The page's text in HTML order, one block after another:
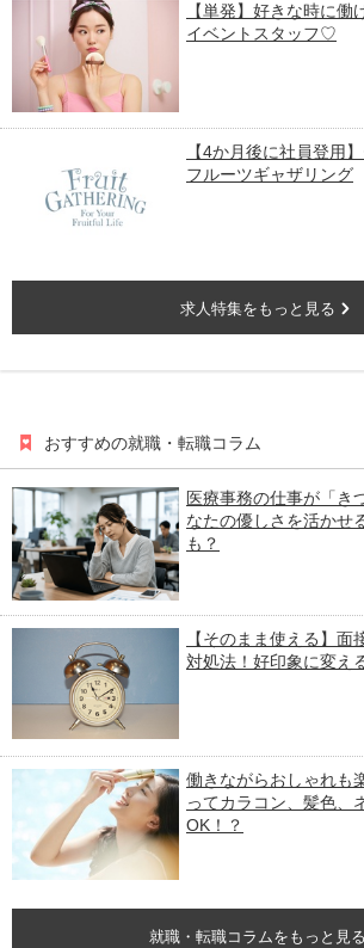
【単発】好きな時に働
イベントスタッフ♡
【4か月後に社員登用
フルーツギャザリング
求人特集をもっと見る
おすすめの就職・転職コラム
医療事務の仕事が「き
なたの優しさを活かせ
も？
【そのまま使える】
対処法！好印象に変え
働きながらおしゃれも
ってカラコン、髪色、
OK！？
就職・転職コラムをもっと見る